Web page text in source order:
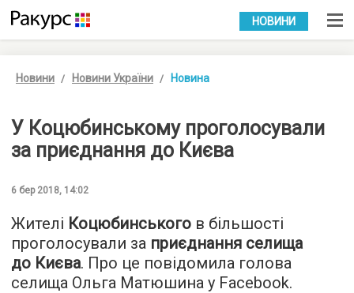
УКР РУС
НОВИНИ
Новини Новини України Новина
У Коцюбинському проголосували
за приєднання до Києва
6 бер 2018, 14:02
Жителі Коцюбинського в більшості
проголосували за приєднання селища
до Києва. Про це повідомила голова
селища Ольга Матюшина у Facebook.